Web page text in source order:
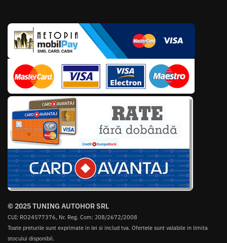
© 2025 TUNING AUTOHOR SRL
CUI: RO24577376, Nr. Reg. Com: J08/2672/2008
Toate preturile sunt exprimate in lei si includ tva. Ofertele sunt valabile in limita
stocului disponibil.